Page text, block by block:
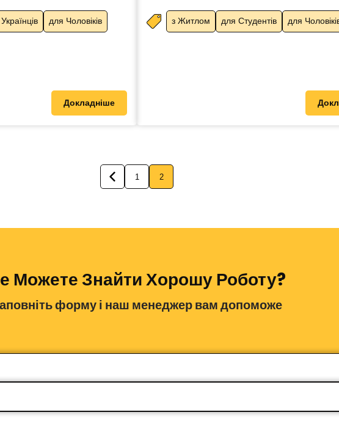
для Чоловіків
Докладніше
з Житлом для Студентів для
1 2
Можете Знайти Хорошу Роботу?
форму і наш менеджер вам допоможе